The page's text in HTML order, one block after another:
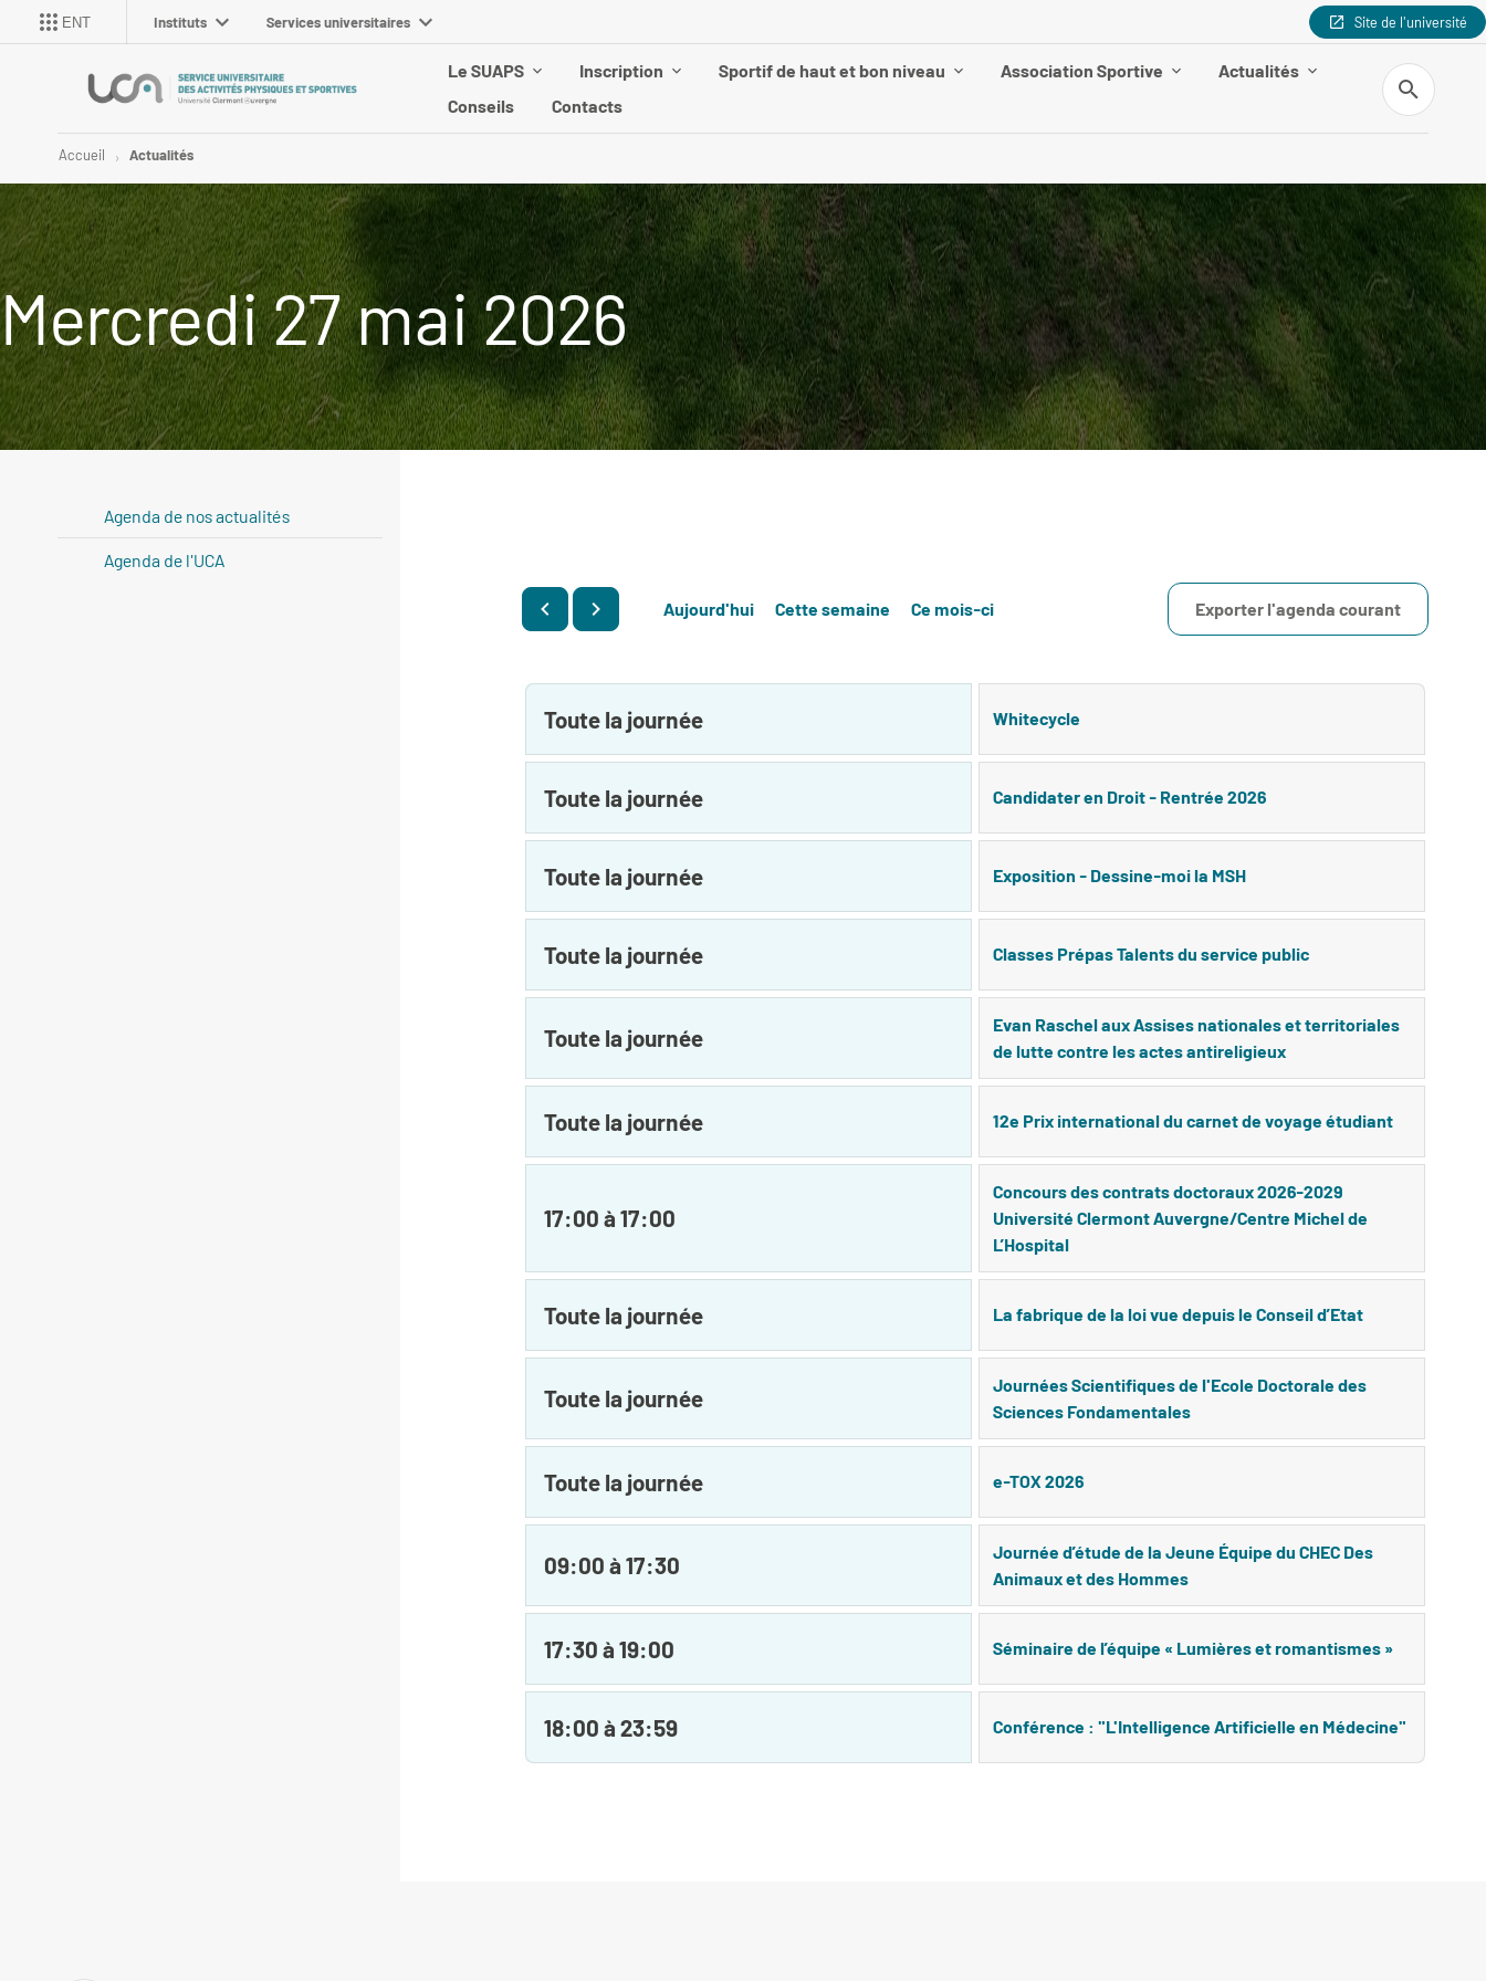
ENT Instituts Services universitaires Site de l'université
Le SUAPS Inscription Sportif de haut et bon niveau Association Sportive
Actualités
Conseils
Contacts
Recherche
Accueil Actualités
Mercredi 27 mai 2026
Aujourd'hui Cette semaine Ce mois-ci Exporter l'agenda courant
Toute la journée Whitecycle
Toute la journée Candidater en Droit - Rentrée 2026
Toute la journée Exposition - Dessine-moi la MSH
Toute la journée Classes Prépas Talents du service public
Toute la journée
Evan Raschel aux Assises nationales et territoriales
de lutte contre les actes antireligieux
Toute la journée 12e Prix international du carnet de voyage étudiant
17:00 à 17:00
Concours des contrats doctoraux 2026-2029
Université Clermont Auvergne/Centre Michel de
L’Hospital
Toute la journée La fabrique de la loi vue depuis le Conseil d’Etat
Toute la journée
Journées Scientifiques de l'Ecole Doctorale des
Sciences Fondamentales
Toute la journée e-TOX 2026
09:00 à 17:30
Journée d’étude de la Jeune Équipe du CHEC Des
Animaux et des Hommes
17:30 à 19:00 Séminaire de l’équipe « Lumières et romantismes »
18:00 à 23:59 Conférence : "L'Intelligence Artificielle en Médecine"
Agenda de nos actualités
Agenda de l'UCA